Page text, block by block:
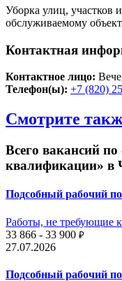
Уборка улиц,
обслуживаемому
Контактная
Контактное лицо:
Телефон(ы): +7 (820)
Смотрите
Всего вакансий
квалификации» в
Подсобный рабочий
Работы, не требующие
33 866 - 33 900 ₽
27.07.2026
Подсобный рабочий